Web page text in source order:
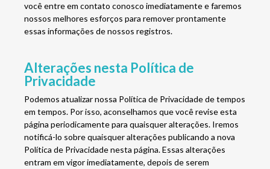
você entre em contato conosco imediatamente e faremos
nossos melhores esforços para remover prontamente
essas informações de nossos registros.
Alterações nesta Política de
Privacidade
Podemos atualizar nossa Política de Privacidade de tempos
em tempos. Por isso, aconselhamos que você revise esta
página periodicamente para quaisquer alterações. Iremos
notificá-lo sobre quaisquer alterações publicando a nova
Política de Privacidade nesta página. Essas alterações
entram em vigor imediatamente, depois de serem